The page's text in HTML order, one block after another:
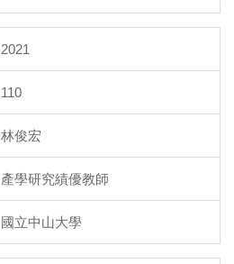
2021
110
林俊宏
產學研究績優教師
國立中山大學